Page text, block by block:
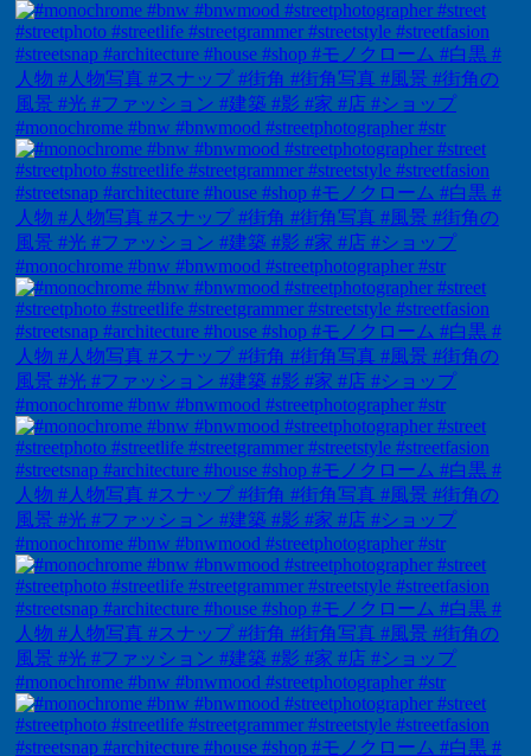
#monochrome #bnw #bnwmood #streetphotographer #str
#monochrome #bnw #bnwmood #streetphotographer #str
#monochrome #bnw #bnwmood #streetphotographer #str
#monochrome #bnw #bnwmood #streetphotographer #str
#monochrome #bnw #bnwmood #streetphotographer #str